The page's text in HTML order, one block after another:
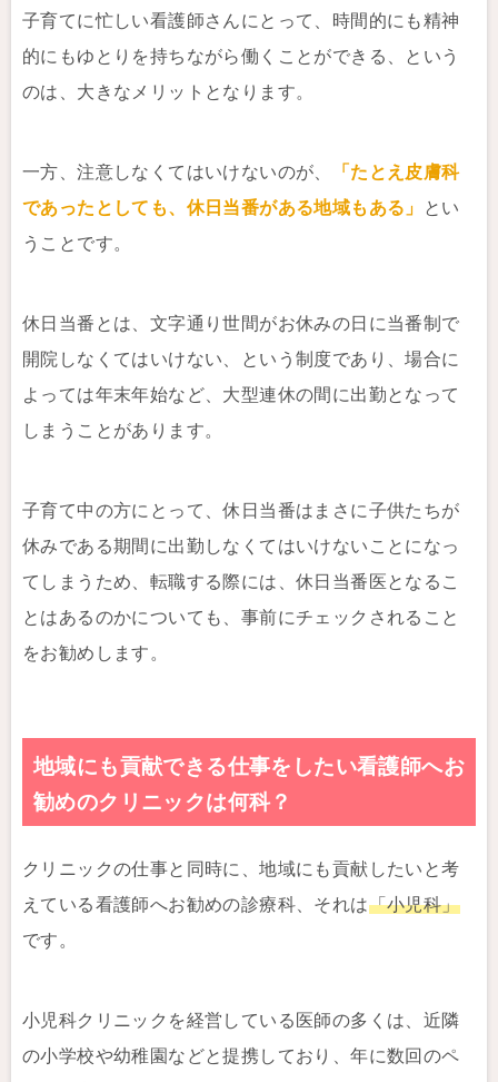
子育てに忙しい看護師さんにとって、時間的にも精神
的にもゆとりを持ちながら働くことができる、という
のは、大きなメリットとなります。
一方、注意しなくてはいけないのが、
「たとえ皮膚科
であったとしても、休日当番がある地域もある」
とい
うことです。
休日当番とは、文字通り世間がお休みの日に当番制で
開院しなくてはいけない、という制度であり、場合に
よっては年末年始など、大型連休の間に出勤となって
しまうことがあります。
子育て中の方にとって、休日当番はまさに子供たちが
休みである期間に出勤しなくてはいけないことになっ
てしまうため、転職する際には、休日当番医となるこ
とはあるのかについても、事前にチェックされること
をお勧めします。
地域にも貢献できる仕事をしたい看護師へお
勧めのクリニックは何科？
クリニックの仕事と同時に、地域にも貢献したいと考
えている看護師へお勧めの診療科、それは「小児科」
です。
小児科クリニックを経営している医師の多くは、近隣
の小学校や幼稚園などと提携しており、年に数回のペ